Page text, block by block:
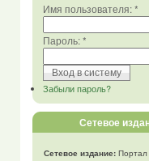
Имя пользователя:*
Пароль:*
Забыли пароль?
Сетевое
Сетевое издание:Портал